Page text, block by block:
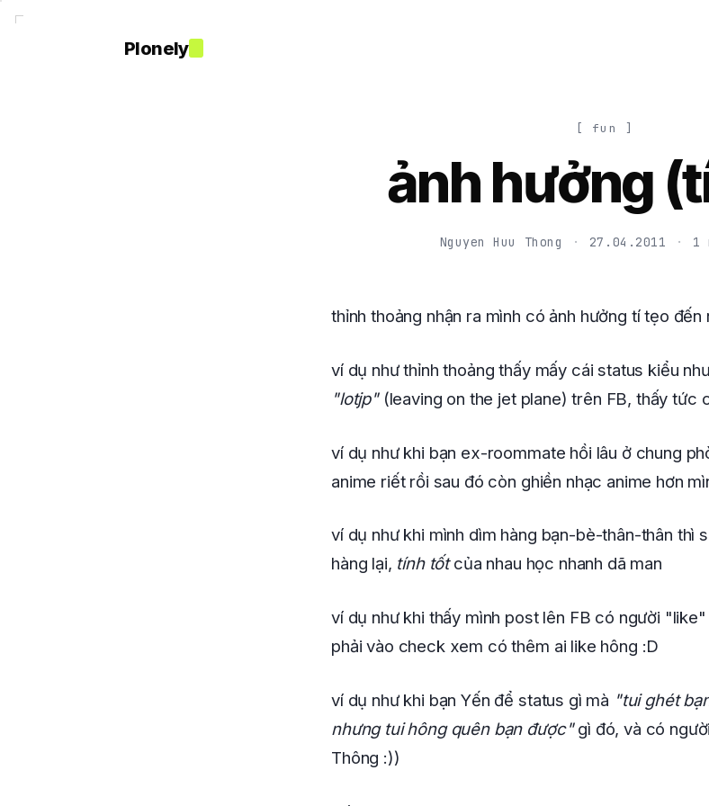
Plonely
[ fun ]
ảnh hưởng
Nguyen Huu Thong · 27.04.2011 · 1
thỉnh thoảng nhận ra mình có ảnh hưởng tí tẹo
ví dụ như thỉnh thoảng thấy mấy cái status kiểu
"lotjp"(leaving on the jet plane) trên FB, thấy tức
ví dụ như khi bạn ex-roommate hồi lâu ở chung
anime riết rồi sau đó còn ghiền nhạc anime hơn
ví dụ như khi mình dìm hàng bạn-bè-thân-thân thì
hàng lại, tính tốtcủa nhau học nhanh dã man
ví dụ như khi thấy mình post lên FB có người
phải vào check xem có thêm ai like hông :D
ví dụ như khi bạn Yến để status gì mà "tui ghét
nhưng tui hông quên bạn được"gì đó, và có
Thông :))